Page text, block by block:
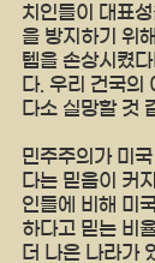
치인들이 대표
을 방지하기 위
템을 손상시켰
다. 우리 건국의
다소 실망할 것
민주주의가 미
다는 믿음이 커
인들에 비해 미
하다고 믿는 비
더 나은 나라가